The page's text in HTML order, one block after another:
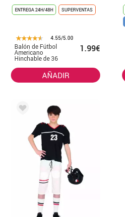
ENTREGA 24H/48H SUPERVENTAS
4.55/5.00
Balón de Fútbol
Americano
Hinchable de 36
1.99€
AÑADIR